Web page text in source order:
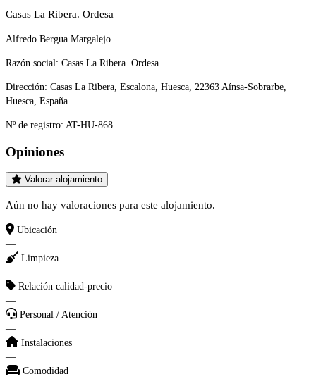
Casas La Ribera. Ordesa
Alfredo Bergua Margalejo
Razón social: Casas La Ribera. Ordesa
Dirección: Casas La Ribera, Escalona, Huesca, 22363 Aínsa-Sobrarbe,
Huesca, España
Nº de registro: AT-HU-868
Opiniones
Valorar alojamiento
Aún no hay valoraciones para este alojamiento.
Ubicación
—
Limpieza
—
Relación calidad-precio
—
Personal / Atención
—
Instalaciones
—
Comodidad